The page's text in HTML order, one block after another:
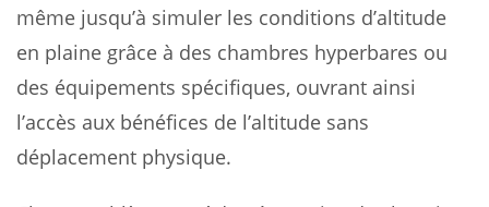
même jusqu’à simuler les conditions d’altitude
en plaine grâce à des chambres hyperbares ou
des équipements spécifiques, ouvrant ainsi
l’accès aux bénéfices de l’altitude sans
déplacement physique.